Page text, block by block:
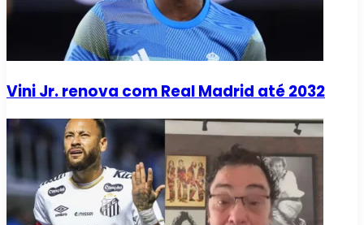
Vini Jr. renova com Real Madrid até 2032